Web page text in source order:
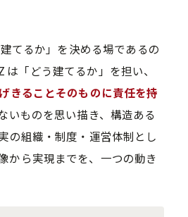
てるか」を決める場であるの
「どう建てるか」を担い、
きることそのものに責任を持
いものを思い描き、構造ある
の組織・制度・運営体制とし
ら実現までを、一つの動き